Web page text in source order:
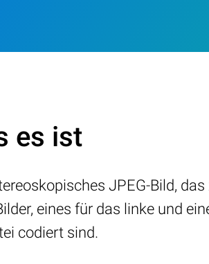
es ist
JPEG-Bild,
eines für das linke und
codiert sind.